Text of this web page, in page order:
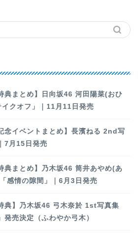
典まとめ】日向坂46 河田陽菜(おひ
クオフ」｜11月11日発売
念イベントまとめ】長濱ねる 2nd写
7月15日発売
典まとめ】乃木坂46 筒井あやめ(あ
感情の隙間」｜6月3日発売
典】乃木坂46 弓木奈於 1st写真集
発売決定（ふわやか弓木）